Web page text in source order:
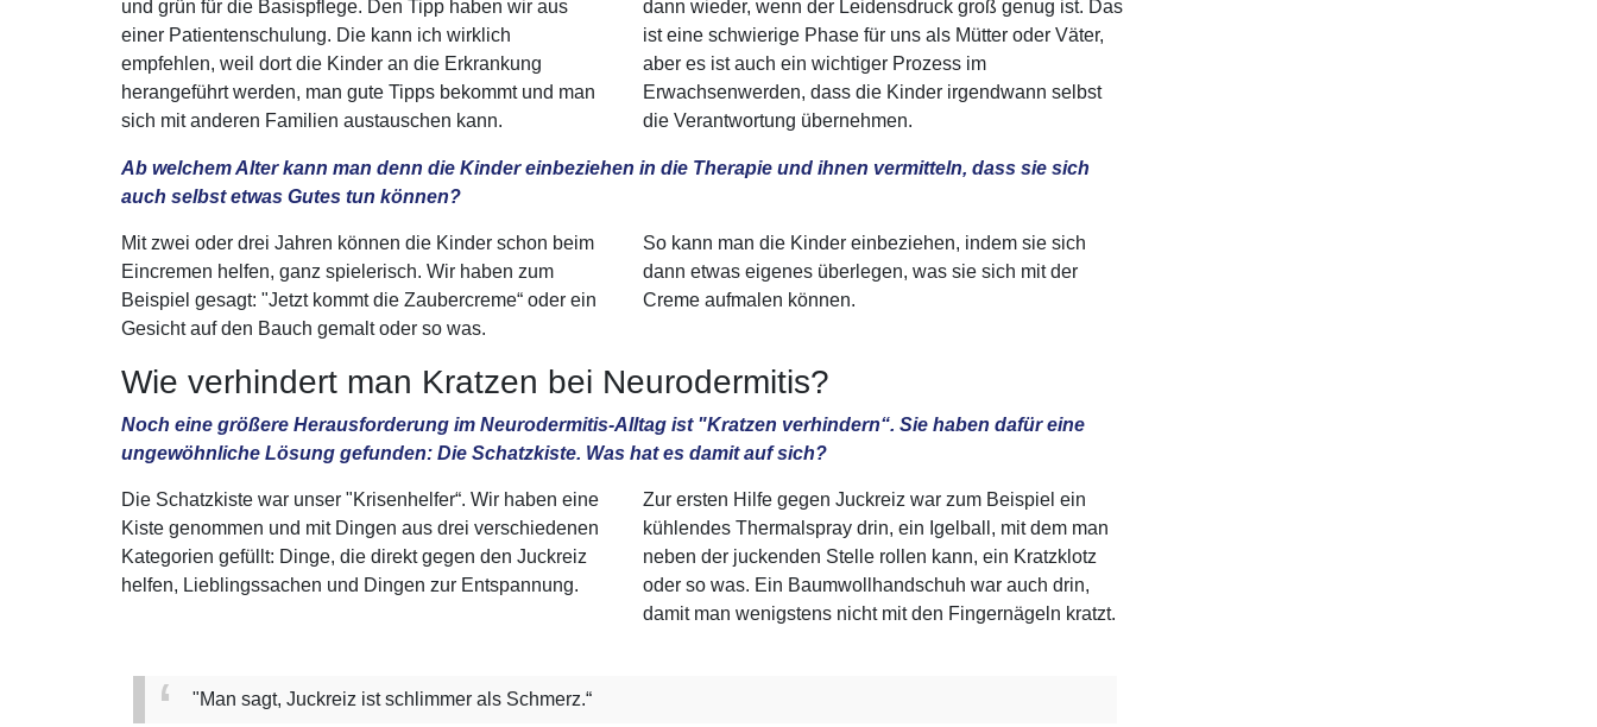
und grün für die Basispflege. Den Tipp haben wir aus
einer Patientenschulung. Die kann ich wirklich
empfehlen, weil dort die Kinder an die Erkrankung
herangeführt werden, man gute Tipps bekommt und man
sich mit anderen Familien austauschen kann.
dann wieder, wenn der Leidensdruck groß genug ist. Das
ist eine schwierige Phase für uns als Mütter oder Väter,
aber es ist auch ein wichtiger Prozess im
Erwachsenwerden, dass die Kinder irgendwann selbst
die Verantwortung übernehmen.
Ab welchem Alter kann man denn die Kinder einbeziehen in die Therapie und ihnen vermitteln, dass sie sich
auch selbst etwas Gutes tun können?
Mit zwei oder drei Jahren können die Kinder schon beim
Eincremen helfen, ganz spielerisch. Wir haben zum
Beispiel gesagt: "Jetzt kommt die Zaubercreme“ oder ein
Gesicht auf den Bauch gemalt oder so was.
So kann man die Kinder einbeziehen, indem sie sich
dann etwas eigenes überlegen, was sie sich mit der
Creme aufmalen können.
Wie verhindert man Kratzen bei Neurodermitis?
Noch eine größere Herausforderung im Neurodermitis-Alltag ist "Kratzen verhindern“. Sie haben dafür eine
ungewöhnliche Lösung gefunden: Die Schatzkiste. Was hat es damit auf sich?
Die Schatzkiste war unser "Krisenhelfer“. Wir haben eine
Kiste genommen und mit Dingen aus drei verschiedenen
Kategorien gefüllt: Dinge, die direkt gegen den Juckreiz
helfen, Lieblingssachen und Dingen zur Entspannung.
Zur ersten Hilfe gegen Juckreiz war zum Beispiel ein
kühlendes Thermalspray drin, ein Igelball, mit dem man
neben der juckenden Stelle rollen kann, ein Kratzklotz
oder so was. Ein Baumwollhandschuh war auch drin,
damit man wenigstens nicht mit den Fingernägeln kratzt.
"Man sagt, Juckreiz ist schlimmer als Schmerz.“